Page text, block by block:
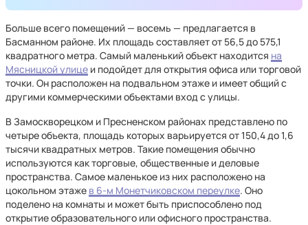
Больше всего помещений — восемь — предлагается в
Басманном районе. Их площадь составляет от 56,5 до 575,1
квадратного метра. Самый маленький объект находится на
Мясницкой улице и подойдет для открытия офиса или торговой
точки. Он расположен на подвальном этаже и имеет общий с
другими коммерческими объектами вход с улицы.
В Замоскворецком и Пресненском районах представлено по
четыре объекта, площадь которых варьируется от 150,4 до 1,6
тысячи квадратных метров. Такие помещения обычно
используются как торговые, общественные и деловые
пространства. Самое маленькое из них расположено на
цокольном этаже в 6-м Монетчиковском переулке. Оно
поделено на комнаты и может быть приспособлено под
открытие образовательного или офисного пространства.